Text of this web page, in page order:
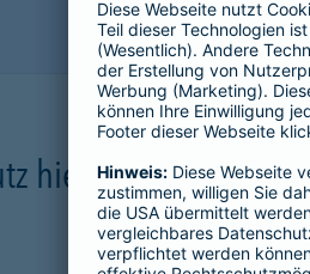
hier online